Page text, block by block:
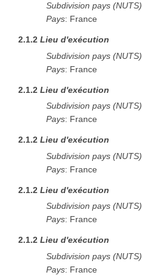
Subdivision pays (NUTS)
Pays: France
2.1.2Lieu d'exécution
Subdivision pays (NUTS)
Pays: France
2.1.2Lieu d'exécution
Subdivision pays (NUTS)
Pays: France
2.1.2Lieu d'exécution
Subdivision pays (NUTS)
Pays: France
2.1.2Lieu d'exécution
Subdivision pays (NUTS)
Pays: France
2.1.2Lieu d'exécution
Subdivision pays (NUTS)
Pays: France